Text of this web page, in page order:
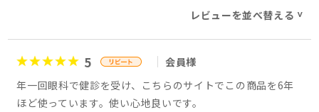
レビューを並べ替える >
5
会員様
年一回眼科で健診を受け、こちらのサイトでこの商品を6年
ほど使っています。使い心地良いです。